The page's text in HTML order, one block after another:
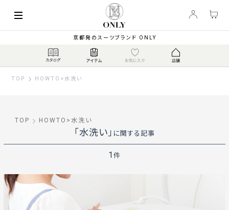
京都発のスーツブランド ONLY
TOP HOWTO >水洗い
TOP HOWTO >水洗い
「水洗い」 に関する記事
1 件